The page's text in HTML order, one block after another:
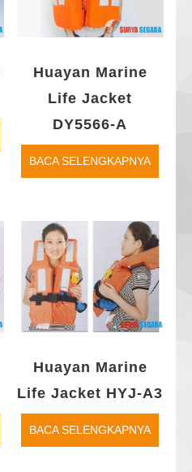
Huayan Marine
Life Jacket
DY5566-A
BACA SELENGKAPNYA
Huayan Marine
Life Jacket HYJ-A3
BACA SELENGKAPNYA